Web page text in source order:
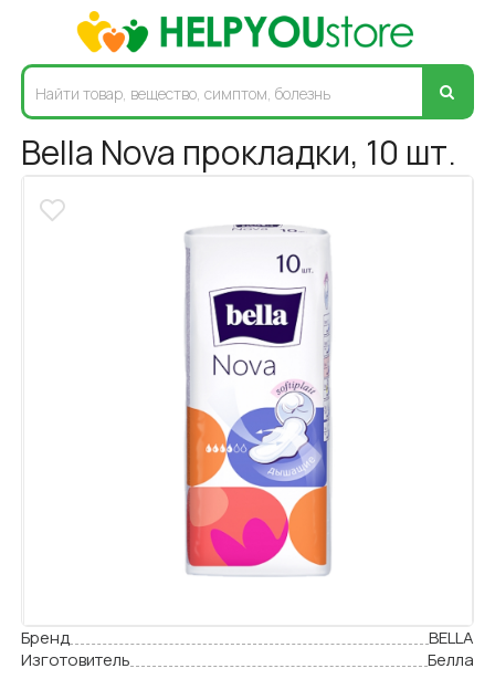
Bella Nova прокладки, 10 шт.
Бренд
BELLA
Изготовитель
Белла